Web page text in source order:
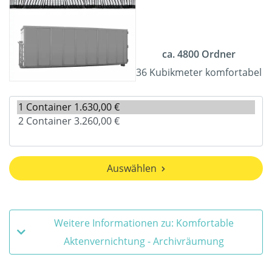
ca. 4800 Ordner
36 Kubikmeter komfortabel
Auswählen
Weitere Informationen zu: Komfortable
Aktenvernichtung - Archivräumung